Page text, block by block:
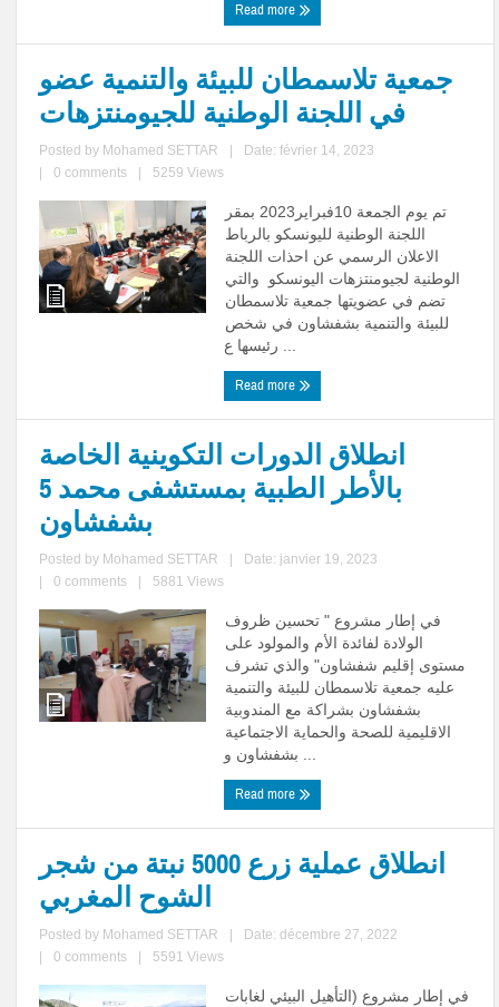
Read more
جمعية تلاسمطان للبيئة والتنمية عضو
في اللجنة الوطنية للجيومنتزهات
Posted by Mohamed SETTAR
Date: février 14, 2023
0 comments 5259 Views
تم يوم الجمعة 10فبراير2023 بمقر
اللجنة الوطنية لليونسكو بالرباط
الاعلان الرسمي عن احذات اللجنة
الوطنية لجيومنتزهات اليونسكو والتي
تضم في عضويتها جمعية تلاسمطان
للبيئة والتنمية بشفشاون في شخص
Read more
انطلاق الدورات التكوينية الخاصة
بالأطر الطبية بمستشفى محمد 5
بشفشاون
Posted by Mohamed SETTAR
Date: janvier 19, 2023
0 comments 5881 Views
في إطار مشروع " تحسين ظروف
الولادة لفائدة الأم والمولود على
مستوى إقليم شفشاون" والذي تشرف
عليه جمعية تلاسمطان للبيئة والتنمية
بشفشاون بشراكة مع المندوبية
الاقليمية للصحة والحماية الاجتماعية
Read more
انطلاق عملية زرع 5000 نبتة من شجر
الشوح المغربي
Posted by Mohamed SETTAR
Date: décembre 27, 2022
0 comments 5591 Views
في إطار مشروع (التأهيل البيئي لغابات